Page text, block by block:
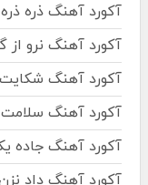
آکورد آهنگ ذره
آکورد آهنگ نرو از
آکورد آهنگ
آکورد آهنگ
آکورد آهنگ جاده
آکورد آهنگ داد